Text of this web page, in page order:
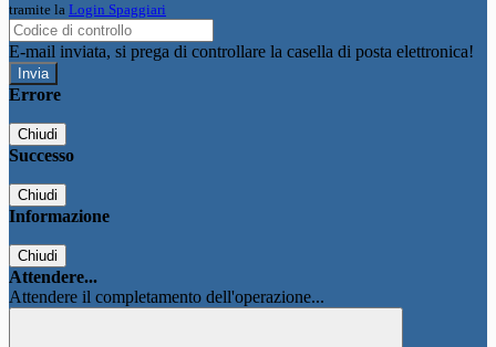
tramite la Login Spaggiari
E-mail inviata, si prega di controllare la casella di posta elettronica!
Errore
Chiudi
Successo
Chiudi
Informazione
Chiudi
Attendere...
Attendere il completamento dell'operazione...